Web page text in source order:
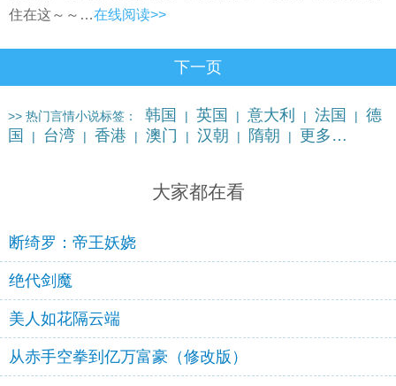
住在这～～…在线阅读>>
下一页
>> 热门言情小说标签： 韩国 | 英国 | 意大利 | 法国 |
德
国
| 台湾 | 香港 | 澳门 | 汉朝 | 隋朝 | 更多…
大家都在看
断绮罗：帝王妖娆
绝代剑魔
美人如花隔云端
从赤手空拳到亿万富豪（修改版）